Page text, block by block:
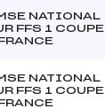
NATIONAL
FFS 1 COUPE
NATIONAL
FFS 1 COUPE